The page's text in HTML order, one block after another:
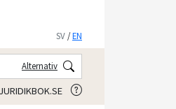
SV /EN
Alternativ